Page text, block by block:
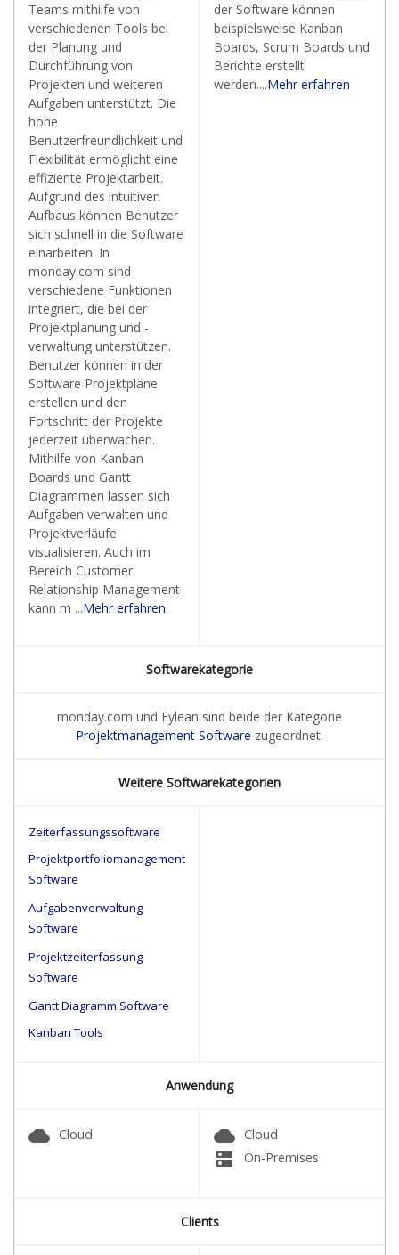
Teams mithilfe von
verschiedenen Tools bei
der Planung und
Durchführung von
Projekten und weiteren
Aufgaben unterstützt. Die
hohe
Benutzerfreundlichkeit und
Flexibilität ermöglicht eine
effiziente Projektarbeit.
Aufgrund des intuitiven
Aufbaus können Benutzer
sich schnell in die Software
einarbeiten. In
monday.com sind
verschiedene Funktionen
integriert, die bei der
Projektplanung und -
verwaltung unterstützen.
Benutzer können in der
Software Projektpläne
erstellen und den
Fortschritt der Projekte
jederzeit überwachen.
Mithilfe von Kanban
Boards und Gantt
Diagrammen lassen sich
Aufgaben verwalten und
Projektverläufe
visualisieren. Auch im
Bereich Customer
Relationship Management
kann m ...Mehr erfahren
der Software können
beispielsweise Kanban
Boards, Scrum Boards und
Berichte erstellt
werden....Mehr erfahren
Softwarekategorie
monday.com und Eylean sind beide der Kategorie
Projektmanagement Software zugeordnet.
Weitere Softwarekategorien
Zeiterfassungssoftware
Projektportfoliomanagement
Software
Aufgabenverwaltung
Software
Projektzeiterfassung
Software
Gantt Diagramm Software
Kanban Tools
Anwendung
cloud Cloud cloud Cloud
dns On-Premises
Clients